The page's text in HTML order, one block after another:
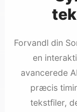
Forvandl din
en
avancerede
præcis
tekstfiler,